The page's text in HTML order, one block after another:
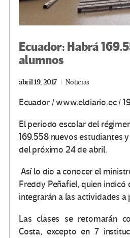
Ecuador: Habrá
alumnos
abril 19, 2017 Noticias
Ecuador / www.eldiario.ec /
El periodo escolar del
169.558 nuevos estudiantes
del próximo 24 de abril.
Así lo dio a conocer el
Freddy Peñafiel, quien indicó
integrarán a las actividades a
Las clases se retomarán
Costa, excepto en 7